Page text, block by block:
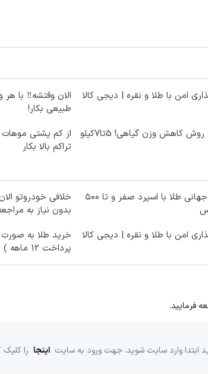
امن با طلا و نقره | دیجی کالا
الان وقتشه‼️ با
طبیعی بکار!
موثرترین روش کاهش وزن گیاهی! 5تا۷کیلو
از کم پشتی
تراکم بالا بکار
معاملات جهانی طلا با اسپرد صفر و تا ۵۰۰
خلافی خودروتو
بدون نیاز به
امن با طلا و نقره | دیجی کالا
خرید طلا به
پرداخت 12 ماهه )
فرمایید.
ابتدا وارد سایت شوید. جهت ورود به سایت اینجا را کلیک